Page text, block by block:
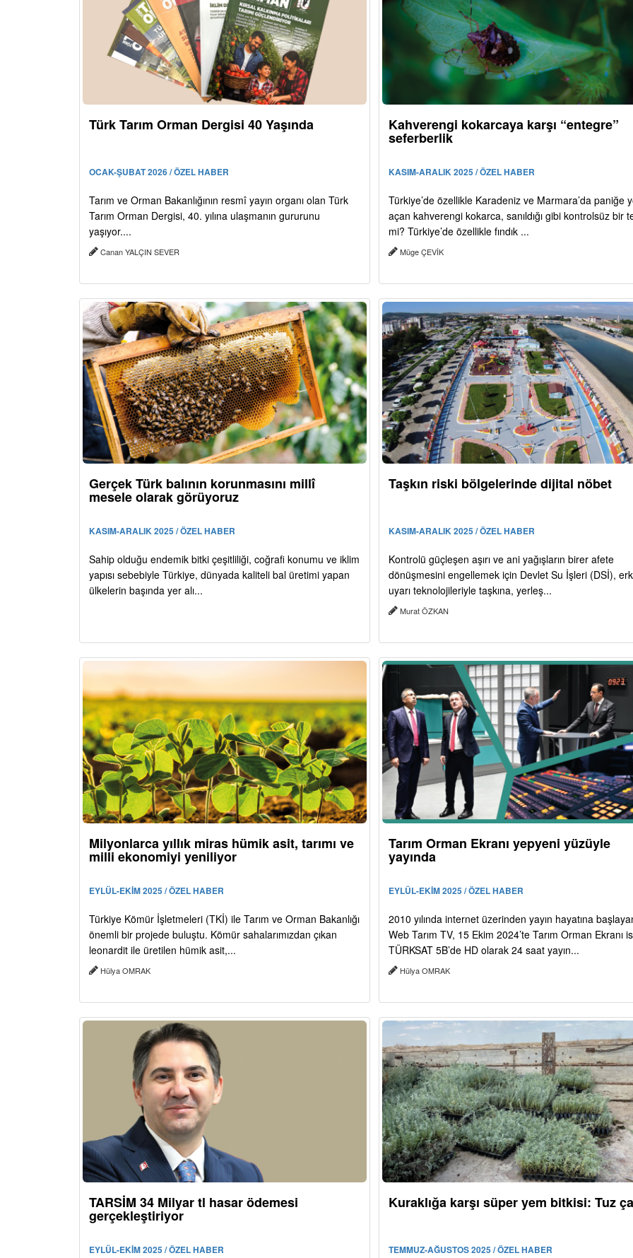
Türk Tarım Orman Dergisi 40 Yaşında
OCAK-ŞUBAT 2026 / ÖZEL HABER
Tarım ve Orman Bakanlığının resmî yayın organı olan Türk
Tarım Orman Dergisi, 40. yılına ulaşmanın gururunu
yaşıyor....
Canan YALÇIN SEVER
Kahverengi kokarcaya karşı “entegre”
seferberlik
KASIM-ARALIK 2025 / ÖZEL HABER
Türkiye’de özellikle Karadeniz ve Marmara’da paniğe
açan kahverengi kokarca, sanıldığı gibi kontrolsüz bir
mi? Türkiye’de özellikle fındık ...
Müge ÇEVİK
Gerçek Türk balının korunmasını millî
mesele olarak görüyoruz
KASIM-ARALIK 2025 / ÖZEL HABER
Sahip olduğu endemik bitki çeşitliliği, coğrafi konumu ve iklim
yapısı sebebiyle Türkiye, dünyada kaliteli bal üretimi yapan
ülkelerin başında yer alı...
Taşkın riski bölgelerinde dijital nöbet
KASIM-ARALIK 2025 / ÖZEL HABER
Kontrolü güçleşen aşırı ve ani yağışların birer afete
dönüşmesini engellemek için Devlet Su İşleri (DSİ),
uyarı teknolojileriyle taşkına, yerleş...
Murat ÖZKAN
Milyonlarca yıllık miras hümik asit, tarımı ve
milli ekonomiyi yeniliyor
EYLÜL-EKİM 2025 / ÖZEL HABER
Türkiye Kömür İşletmeleri (TKİ) ile Tarım ve Orman Bakanlığı
önemli bir projede buluştu. Kömür sahalarımızdan çıkan
leonardit ile üretilen hümik asit,...
Hülya OMRAK
Tarım Orman Ekranı yepyeni yüzüyle
yayında
EYLÜL-EKİM 2025 / ÖZEL HABER
2010 yılında internet üzerinden yayın hayatına
Web Tarım TV, 15 Ekim 2024’te Tarım Orman Ekranı
TÜRKSAT 5B’de HD olarak 24 saat yayın...
Hülya OMRAK
TARSİM 34 Milyar tl hasar ödemesi
gerçekleştiriyor
EYLÜL-EKİM 2025 / ÖZEL HABER
Kuraklığa karşı süper yem bitkisi: Tuz
TEMMUZ-AĞUSTOS 2025 / ÖZEL HABER